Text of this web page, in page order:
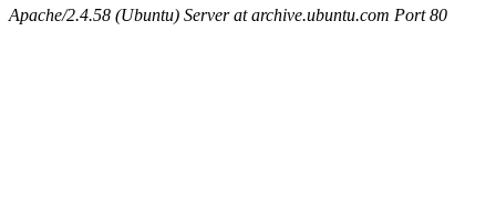
Apache/2.4.58 (Ubuntu) Server at archive.ubuntu.com Port 80